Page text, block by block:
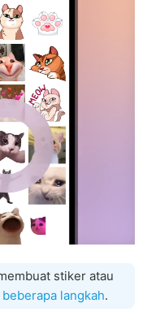
stiker atau
beberapa langkah.